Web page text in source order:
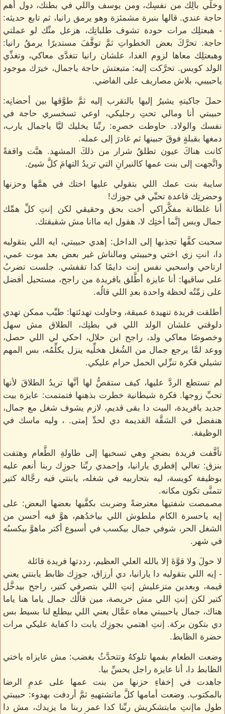
وخلِّي بالِك من نفسِك، ومن يوسف واللي في بطنك، دول أهم
حاجة عندي. قالها بنبرة مشمئزة وهو يرمق رانيا، ثم تابع حديثه:
- هبعتلِك مرات حودة تشوف طلباتِك، هزعل منِّك لو عملتي
حاجة. تحرَّكَ بعض الخطواتِ ثمَّ توقَّفَ مستديرًا يرمقُ رانيا:
وهبعتلِك معاها لزوم الغدا، علشان رانيا تتغدَّى معاكي، وتغذِّي
الولد كويس. تحرَّكت إليه: متبعتش حاجة ياجمال، خيرَك موجود
ياحبيبي، بلاش مصاريف على الفاضي.
حملَ جاكيتهِ يشيرُ إليها بالتقرب إليه ثمَّ طوَّقها بين أحضانِه:
حبيبتي أنا ومالي تحتِ رجليكي، اوعي تسخسري حاجة في
نفسك والولاد. حاوطت خصرِه: ربِّنا يخليك ليَّا ياجمال يارب،
دمغها بقبلةٍ فوقَ جبينها ثم غادرَ إلى عمله.
كانت هناكَ عيون تطلقُ شرار من ذلكَ المشهد. هبَّت واقفةً
واتَّجهت إلى بنت عمها كالنيرانِ التي تريدُ التهامَ كلَّ شيئ.
سايبة بنت عمك اللي بتقولي عليها اختك في همَّها وحزنها
وحضرتِك قاعدة تحبِّي في جوزك!
أنا غلطانة مفكَّراكي أخت بحق وحقيقي لكن إنتِ كلِّ همِّك
جمال وبس إنَّما أختِك لا، هقول ايه ماانا مش شقيقتك.
سحبت كفَّها تجذبها إلى الداخل: إهدي حبيبتي، ايه اللي بتقوليه
دا، انتِ زي اختي وحبيبتي ومالناش غير بعض بعد موت عمي،
ارتاحي واسحبي نفس إنت دايمًا كدا تقفشي. جلست تضربُ
على ساقيها: أنا عايزة أطَّلق يافريدة من راجح، مستحيل أفضل
على زمِّتُه لحظة واحدة بعدِ اللي قالُه.
أطلقت فريدة تنهيدة عميقة، وحاولت تهدئتها: طيِّب ممكن تهدي
دلوقتي علشان الولد اللي في بطنِك، الطلاق مش سهل
وخصوصًا معاكي ولد، راجح ابن حلال، احكي لي اللي حصل،
ووعد لمَّا يرجع جمال من الشُغل هخلِّيه ينزل يكلِّمُه، بس المهم
تشيلي فكرة تنزِّلي الحمل حرام عليكي.
لم تستطع الردَّ عليها، كيف ستقصُّ لها أنَّها تريدُ الطلاقَ لأنها
تحبِّ زوجها. فكرة شيطانية خطرت بذهنها فتمتمت: عايزة بيت
جديد يافريدة، البيت دا بقى قديم، لازم يشوف شغل مع جمال،
هنفضل في الشقَّة القديمة دي لحدِّ إمتى. ، وليه ماسك في
الوظيفة.
تأفَّفت فريدة بضجرٍ وهي تسحبها إلى طاولةِ الطَّعام وهتفت
بنزق: تعالي إفطري يارانيا، وإحمدي ربِّنا جوزِِك ربنا أنعم عليه
بوظيفة كويسة، ليه بتحاربيه في شغله، يابنتي فيه رجَّالة كتير
تتمنَّى تكون مكانه.
مصمصت شفتيها معترضةً وضربت بكفَّيها بعضها البعض: على
إيه ياحسرة الكام ملطوش اللي بياخدُهم، هوَّ فيه أحسن من
الشغل الحر، شوفي جمال بيكسب في أسبوع أكتر ماهوَّ بيكسبُه
في شهر.
لا حولَ ولا قوَّةَ إلا بالله العلي العظيم، رددتها فريدة قائلة
- إيه اللي بتقوليه دا يارانيا، دي أرزاق، جوزِك ظابط يابنتي يعني
قيمة، وبعدين متزعليش إنتِ اللي بتصرفي كتير، راجح بيدخَّل
كتير لكن إنتِ اللي مش حريصة، مين قالِّك جمال ياما هنا ياما
هناك، جمال ياحبيبتي معاه عمَّال يعني اللي بيطلع لنا بسيط بس
دي بتكون بركة. إنتِ اهتمي بجوزِك يابت دا كفاية عليكي مرات
حضرة الظابط.
وضعت الطعام بفمها تلوكهُ وتتحدَّثُ بغضب: مش عايزاه ياختي
الظابط دا، أنا عايزة راجل يحسِّ بيا.
جاهدت في إخفاءِ حزنها من بنت عمها على عدمِ الرضا
بالمكتوب. وضعت أمامها كلَّ ماتشتهيهِ ثمَّ أردفت بهدوء: حبيبتي
طول ماإنتِ مابتشكريش ربِّنا كدا عمر ربنا ما يزيدك، مش دا